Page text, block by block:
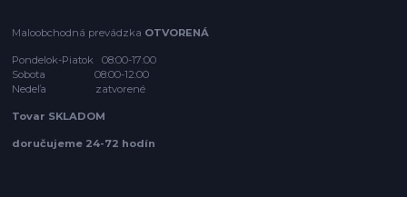
Maloobchodná prevádzka OTVORENÁ
Pondelok-Piatok 08:00-17:00
Sobota 08:00-12:00
Nedeľa zatvorené
Tovar SKLADOM
doručujeme 24-72 hodín